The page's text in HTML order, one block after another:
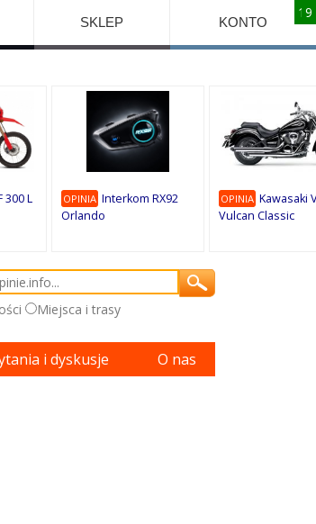
SKLEP KONTO
10
10
8
7
1
300 L
9
OPINIA Interkom RX92
Orlando
10
OPINIA Kawasaki
Vulcan Classic
10
9
9
Miejsca i trasy
i dyskusje O nas